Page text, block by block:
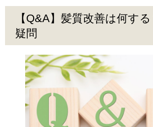
【Q&A】髪質改善は何す
疑問